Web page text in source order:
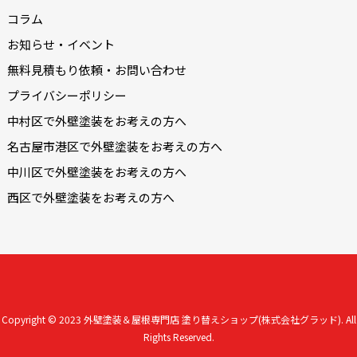
コラム
お知らせ・イベント
無料見積もり依頼・お問い合わせ
プライバシーポリシー
中村区で外壁塗装をお考えの方へ
名古屋市港区で外壁塗装をお考えの方へ
中川区で外壁塗装をお考えの方へ
西区で外壁塗装をお考えの方へ
Copyright © 2023 外壁塗装＆屋根専門店 塗り替えショップ(株式会社グラッド). All
Rights Reserved.